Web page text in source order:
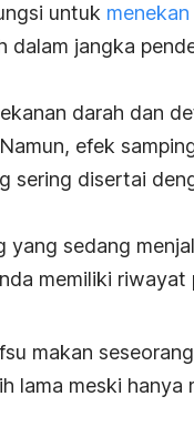
untuk
dalam jangka
darah dan
efek
sering disertai
yang sedang
memiliki
makan
lama meski hanya